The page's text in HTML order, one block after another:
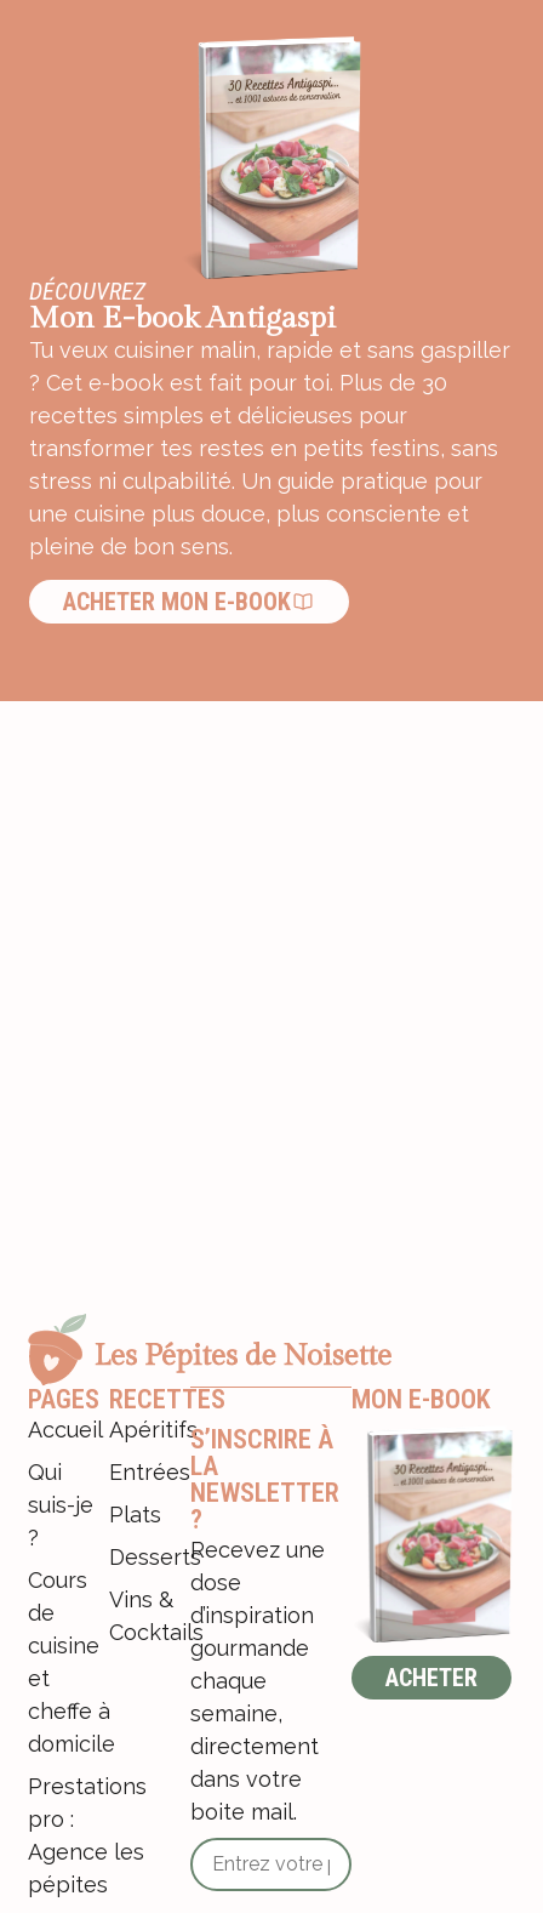
DÉCOUVREZ
Mon E-book Antigaspi
Tu veux cuisiner malin, rapide et sans gaspiller
? Cet e-book est fait pour toi. Plus de 30
recettes simples et délicieuses pour
transformer tes restes en petits festins, sans
stress ni culpabilité. Un guide pratique pour
une cuisine plus douce, plus consciente et
pleine de bon sens.
ACHETER MON E-BOOK
PAGES
Accueil
Qui
suis-je
?
Cours
de
cuisine
et
cheffe à
domicile
Prestations
pro :
Agence les
pépites
RECETTES
Apéritifs
Entrées
Plats
Desserts
Vins &
Cocktails
S’INSCRIRE À
LA
NEWSLETTER
?
Recevez une
dose
d’inspiration
gourmande
chaque
semaine,
directement
dans votre
boite mail.
MON E-BOOK
ACHETER